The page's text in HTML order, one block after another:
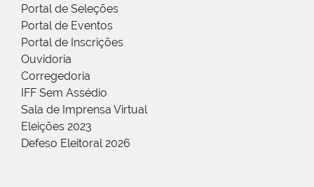
Portal de Seleções
Portal de Eventos
Portal de Inscrições
Ouvidoria
Corregedoria
IFF Sem Assédio
Sala de Imprensa Virtual
Eleições 2023
Defeso Eleitoral 2026